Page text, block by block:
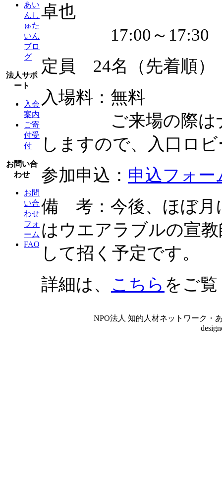
あい
んし
ゅた
いん
ブロ
グ
法人サポ
ート
入会
案内
ご寄
付受
付
お問い合
わせ
お問
い合
わせ
フォ
ーム
FAQ
卓也
17:00～17:30
定員 24名（先着順）
入場料：無料
ご来場の際はナ
しますので、入口ロ
参加申込： 申込フォー
備 考：今後、ほぼ月
はウエアラブルの宣
して招く予定です。
詳細は、
こちら をご
NPO法人 知的人材ネットワーク・